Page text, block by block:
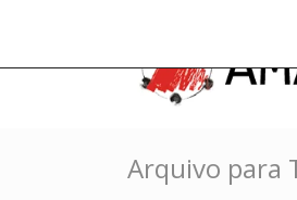
Arquivo para